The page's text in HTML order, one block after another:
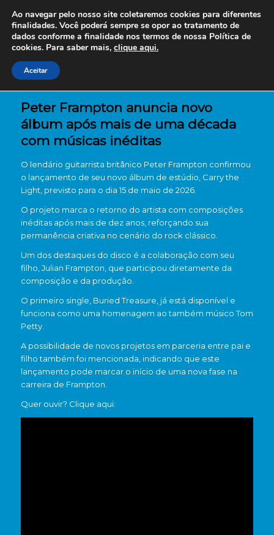
Peter Frampton anuncia novo
álbum após mais de uma década
com músicas inéditas
O lendário guitarrista britânico Peter Frampton confirmou
o lançamento de seu novo álbum de estúdio, Carry the
Light , previsto para o dia 15 de maio de 2026.
O projeto marca o retorno do artista com composições
inéditas após mais de dez anos, reforçando sua
permanência criativa no cenário do rock clássico.
Um dos destaques do disco é a colaboração com seu
filho, Julian Frampton , que participou diretamente da
composição e da produção.
O primeiro single, Buried Treasure , já está disponível e
funciona como uma homenagem ao também músicoTom
Petty.
A possibilidade de novos projetos em parceria entre pai e
filho também foi mencionada, indicando que este
lançamento pode marcar o início de uma nova fase na
carreira de Frampton.
Quer ouvir? Clique aqui:
Ao navegar pelo nosso site coletaremos cookies para diferentes
finalidades. Você poderá sempre se opor ao tratamento de
dados conforme a finalidade nos termos de nossa Política de
cookies. Para saber mais, clique aqui.
Aceitar